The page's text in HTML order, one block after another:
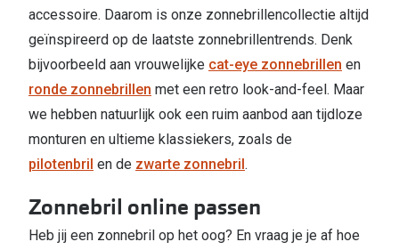
accessoire. Daarom is onze zonnebrillencollectie altijd
geïnspireerd op de laatste zonnebrillentrends. Denk
bijvoorbeeld aan vrouwelijke cat-eye zonnebrillen en
ronde zonnebrillen met een retro look-and-feel. Maar
we hebben natuurlijk ook een ruim aanbod aan tijdloze
monturen en ultieme klassiekers, zoals de
pilotenbril en de zwarte zonnebril.
Zonnebril online passen
Heb jij een zonnebril op het oog? En vraag je je af hoe